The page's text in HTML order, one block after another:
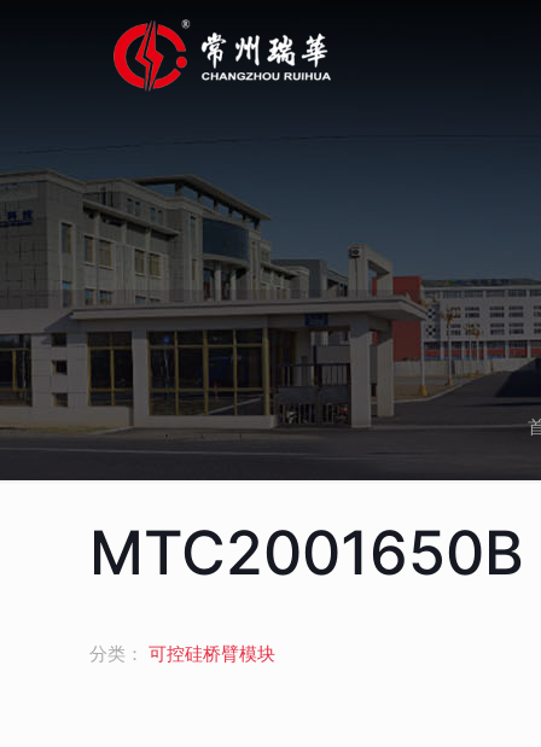
MTC2001650B
分类： 可控硅桥臂模块